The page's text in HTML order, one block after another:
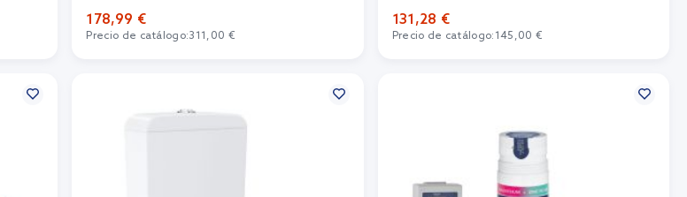
178,99 €
Precio de catálogo:311,00 €
131,28 €
Precio de catálogo: 145,00 €